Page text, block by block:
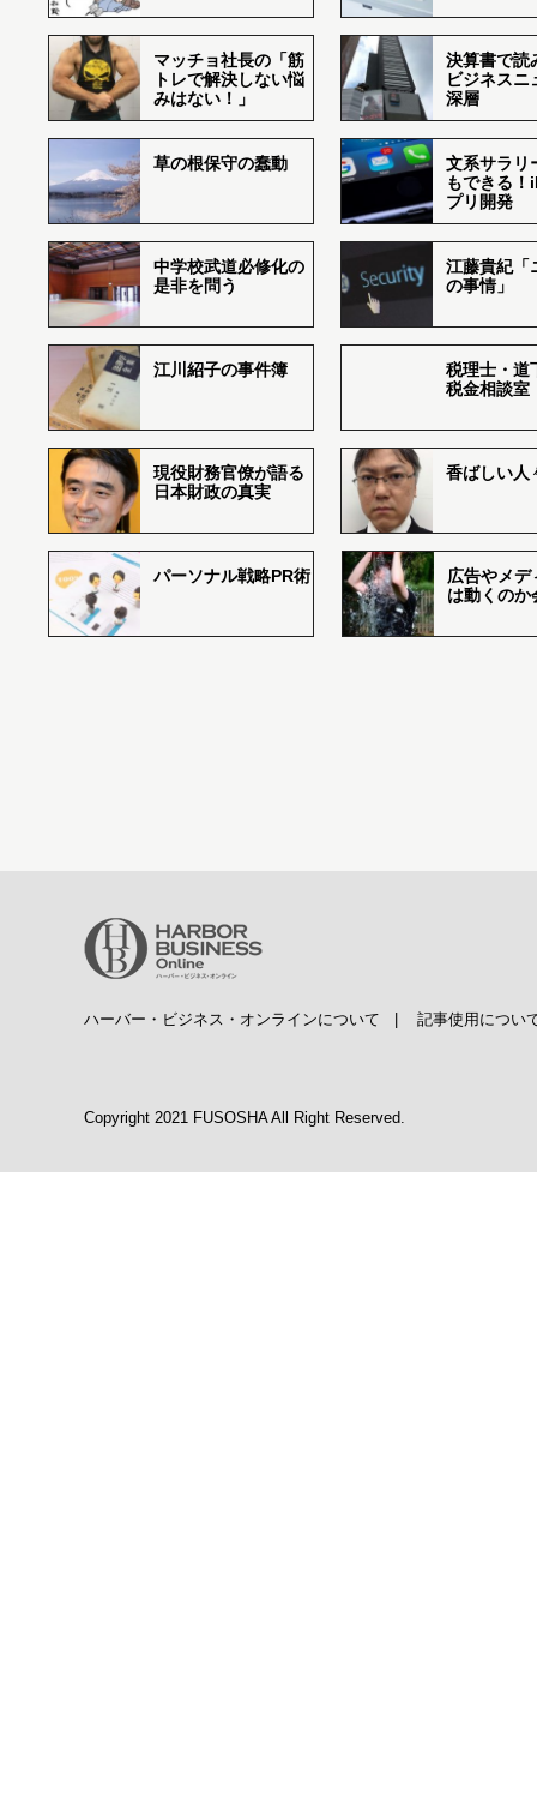
マッチョ社長の「筋
トレで解決しない悩
みはない！」
決算書で読
ビジネスニ
深層
草の根保守の蠢動
文系サラリ
もできる
プリ開発
中学校武道必修化の
是非を問う
江藤貴紀「
の事情」
江川紹子の事件簿
税理士・道
税金相談室
現役財務官僚が語る
日本財政の真実
香ばしい
パーソナル戦略PR術
広告やメデ
は動くのか
ハーバー・ビジネス・オンラインについて 記事使用につい
Copyright 2021 FUSOSHA All Right Reserved.